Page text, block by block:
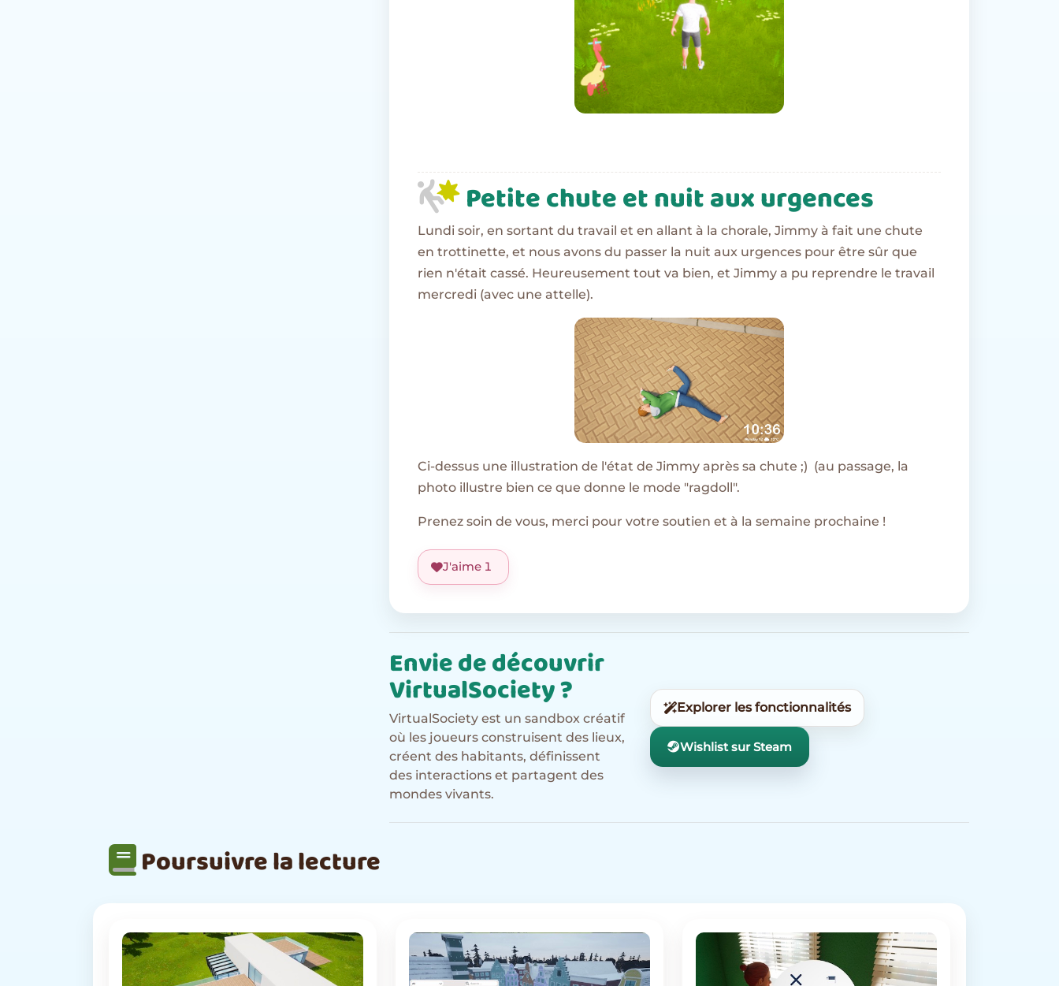
Petite chute et nuit aux urgences
Lundi soir, en sortant du travail et en allant à la chorale, Jimmy à fait une chute
en trottinette, et nous avons du passer la nuit aux urgences pour être sûr que
rien n'était cassé. Heureusement tout va bien, et Jimmy a pu reprendre le travail
mercredi (avec une attelle).
Ci-dessus une illustration de l'état de Jimmy après sa chute ;) (au passage, la
photo illustre bien ce que donne le mode "ragdoll".
Prenez soin de vous, merci pour votre soutien et à la semaine prochaine !
J'aime 1
Envie de découvrir
VirtualSociety ?
VirtualSociety est un sandbox créatif
où les joueurs construisent des lieux,
créent des habitants, définissent
des interactions et partagent des
mondes vivants.
Explorer les fonctionnalités
Wishlist sur Steam
Poursuivre la lecture